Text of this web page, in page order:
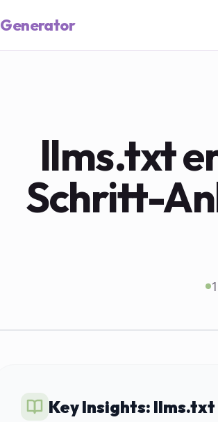
Generator
llms.txt
Schritt-
Key Insights: